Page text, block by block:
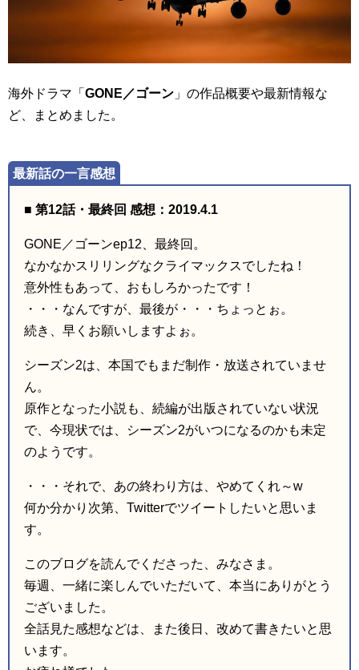
海外ドラマ「 GONE／ゴーン 」の作品概要や最新情報な
ど、まとめました。
■ 第12話・最終回 感想：2019.4.1
GONE／ゴーンep12、最終回。
なかなかスリリングなクライマックスでしたね！
意外性もあって、おもしろかったです！
・・・なんですが、最後が・・・ちょっとぉ。
続き、早くお願いしますよぉ。
シーズン2は、本国でもまだ制作・放送されていませ
ん。
原作となった小説も、続編が出版されていない状況
で、今現状では、シーズン2がいつになるのかも未定
のようです。
・・・それで、あの終わり方は、やめてくれ～w
何か分かり次第、Twitterでツイートしたいと思いま
す。
このブログを読んでくださった、みなさま。
毎週、一緒に楽しんでいただいて、本当にありがとう
ございました。
全話見た感想などは、また後日、改めて書きたいと思
います。